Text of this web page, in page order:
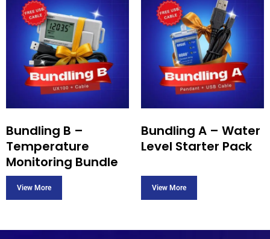
Bundling B –
Temperature
Monitoring Bundle
Bundling A – Water
Level Starter Pack